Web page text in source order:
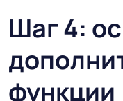
Шаг 4:
функции